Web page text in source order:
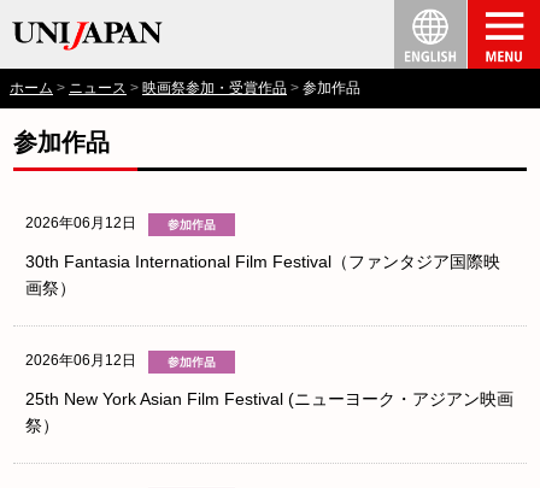
ホーム ニュース 映画祭参加・受賞作品 参加作品
参加作品
2026年06月12日
30th Fantasia International Film Festival（ファンタジア国際映
画祭）
2026年06月12日
25th New York Asian Film Festival (ニューヨーク・アジアン映画
祭）